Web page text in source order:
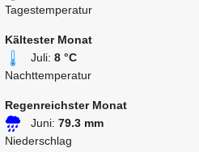
Tagestemperatur
Kältester Monat
Juli: 8 °C
Nachttemperatur
Regenreichster Monat
Juni: 79.3 mm
Niederschlag